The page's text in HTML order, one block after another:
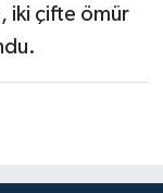
iki çifte ömür